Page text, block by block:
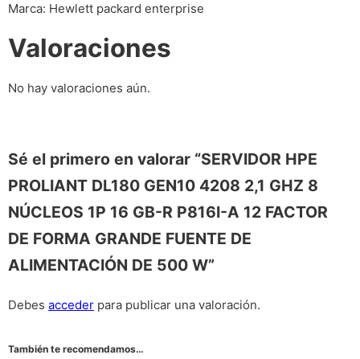
Marca: Hewlett packard enterprise
Valoraciones
No hay valoraciones aún.
Sé el primero en valorar “SERVIDOR HPE
PROLIANT DL180 GEN10 4208 2,1 GHZ 8
NÚCLEOS 1P 16 GB-R P816I-A 12 FACTOR
DE FORMA GRANDE FUENTE DE
ALIMENTACIÓN DE 500 W”
Debes acceder para publicar una valoración.
También te recomendamos…